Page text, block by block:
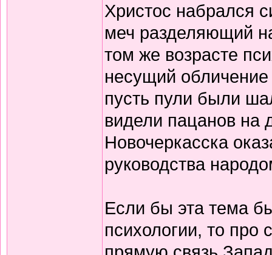
Христос набрался
меч разделяющий
том же возрасте
несущий обличение
пусть пули были
видели пацанов на
Новочеркасска
руководства
Если бы эта тема
психологии, то